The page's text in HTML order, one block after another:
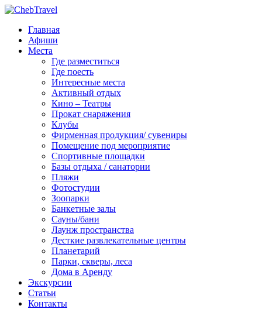
Главная
Афиши
Места
Где разместиться
Где поесть
Интересные места
Активный отдых
Кино – Театры
Прокат снаряжения
Клубы
Фирменная продукция/ сувениры
Помещение под мероприятие
Спортивные площадки
Базы отдыха / санатории
Пляжи
Фотостудии
Зоопарки
Банкетные залы
Сауны/бани
Лаунж пространства
Десткие развлекательные центры
Планетарий
Парки, скверы, леса
Дома в Аренду
Экскурсии
Статьи
Контакты